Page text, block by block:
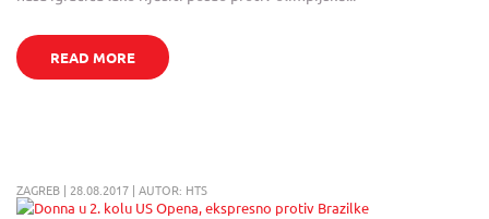
READ MORE
ZAGREB | 28.08.2017 | AUTOR: HTS